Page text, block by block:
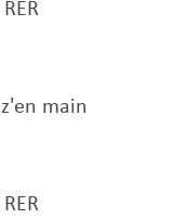
main